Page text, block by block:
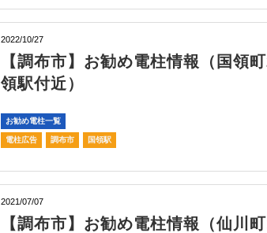
2022/10/27
【調布市】お勧め電柱情報（国領
領駅付近）
お勧め電柱一覧
電柱広告 調布市 国領駅
2021/07/07
【調布市】お勧め電柱情報（仙川町